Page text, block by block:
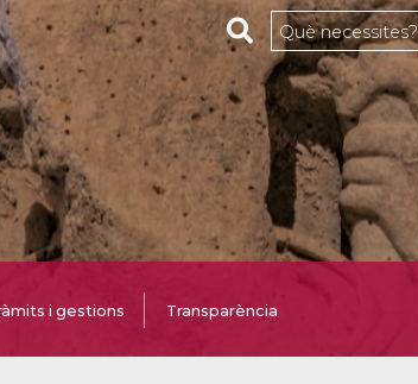
Cerca al web
Què necessites?
i gestions Transparència